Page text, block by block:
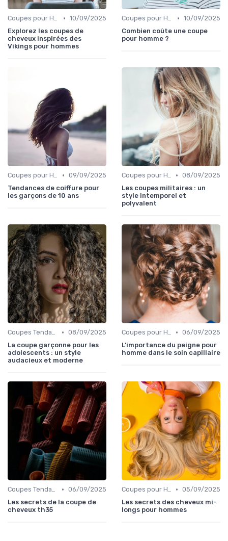
Coupes pour Hommes • 10/09/2025
Explorez les coupes de
cheveux inspirées des
Vikings pour hommes
Coupes pour Hommes • 10/09/2025
Combien coûte une coupe
pour homme ?
Coupes pour Hommes • 09/09/2025
Tendances de coiffure pour
les garçons de 10 ans
Coupes pour Hommes • 08/09/2025
Les coupes militaires : un
style intemporel et
polyvalent
Coupes Tendance et Modernes • 08/09/2025
La coupe garçonne pour les
adolescents : un style
audacieux et moderne
Coupes pour Hommes • 06/09/2025
L'importance du peigne pour
homme dans le soin capillaire
Coupes Tendance et Modernes • 06/09/2025
Les secrets de la coupe de
cheveux th35
Coupes pour Hommes • 05/09/2025
Les secrets des cheveux mi-
longs pour hommes